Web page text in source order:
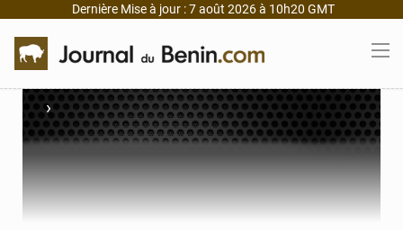
Dernière Mise à jour : 7 août 2026 à 10h20 GMT
›